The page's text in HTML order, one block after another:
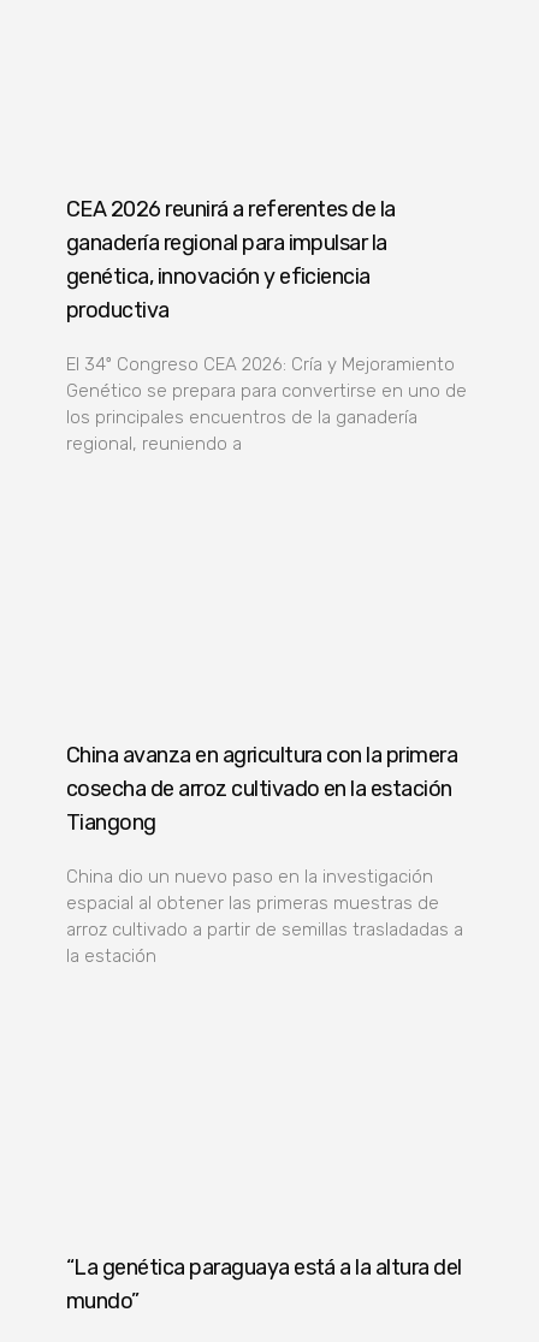
CEA 2026 reunirá a referentes de la
ganadería regional para impulsar la
genética, innovación y eficiencia
productiva
El 34º Congreso CEA 2026: Cría y Mejoramiento
Genético se prepara para convertirse en uno de
los principales encuentros de la ganadería
regional, reuniendo a
China avanza en agricultura con la primera
cosecha de arroz cultivado en la estación
Tiangong
China dio un nuevo paso en la investigación
espacial al obtener las primeras muestras de
arroz cultivado a partir de semillas trasladadas a
la estación
“La genética paraguaya está a la altura del
mundo”